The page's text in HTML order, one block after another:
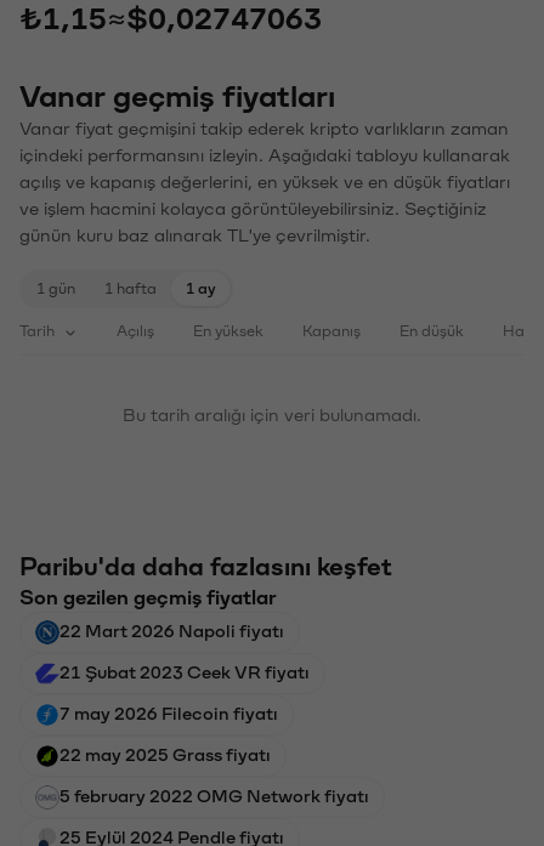
₺1,15≈$0,02747063
Vanar geçmiş fiyatları
Vanar fiyat geçmişini takip ederek kripto varlıkların zaman
içindeki performansını izleyin. Aşağıdaki tabloyu kullanarak
açılış ve kapanış değerlerini, en yüksek ve en düşük fiyatları
ve işlem hacmini kolayca görüntüleyebilirsiniz. Seçtiğiniz
günün kuru baz alınarak TL'ye çevrilmiştir.
1 gün 1 hafta 1 ay
Tarih Açılış En yüksek Kapanış En düşük
Bu tarih aralığı için veri bulunamadı.
Paribu'da daha fazlasını keşfet
Son gezilen geçmiş fiyatlar
22 Mart 2026 Napoli fiyatı
21 Şubat 2023 Ceek VR fiyatı
7 may 2026 Filecoin fiyatı
22 may 2025 Grass fiyatı
5 february 2022 OMG Network fiyatı
25 Eylül 2024 Pendle fiyatı